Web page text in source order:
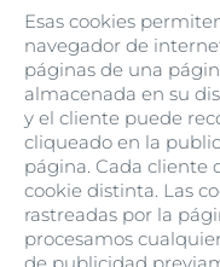
Esas cookies
navegador de
páginas de una
almacenada en su
y el cliente puede
cliqueado en la
página. Cada cliente
cookie distinta. Las
rastreadas por la
procesamos